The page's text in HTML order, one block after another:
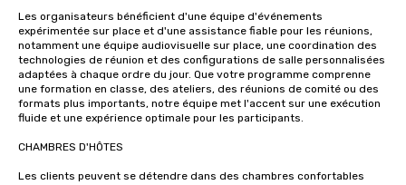
Les organisateurs bénéficient d'une équipe d'événements
expérimentée sur place et d'une assistance fiable pour les réunions,
notamment une équipe audiovisuelle sur place, une coordination des
technologies de réunion et des configurations de salle personnalisées
adaptées à chaque ordre du jour. Que votre programme comprenne
une formation en classe, des ateliers, des réunions de comité ou des
formats plus importants, notre équipe met l'accent sur une exécution
fluide et une expérience optimale pour les participants.
CHAMBRES D'HÔTES
Les clients peuvent se détendre dans des chambres confortables